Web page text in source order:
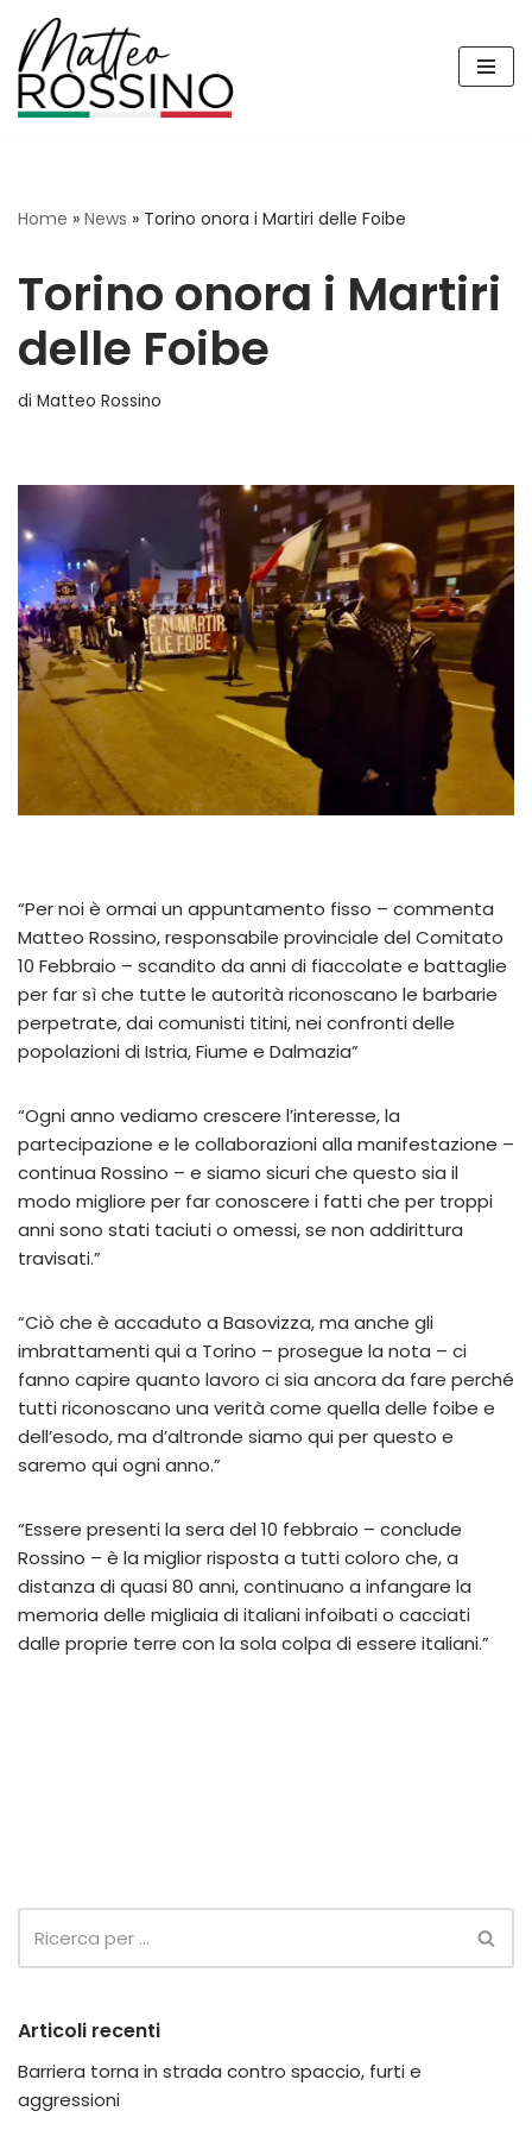
Vai
al
contenuto
Home » News » Torino onora i Martiri delle Foibe
Torino onora i Martiri
delle Foibe
di Matteo Rossino
“Per noi è ormai un appuntamento fisso – commenta
Matteo Rossino, responsabile provinciale del Comitato
10 Febbraio – scandito da anni di fiaccolate e battaglie
per far sì che tutte le autorità riconoscano le barbarie
perpetrate, dai comunisti titini, nei confronti delle
popolazioni di Istria, Fiume e Dalmazia”
“Ogni anno vediamo crescere l’interesse, la
partecipazione e le collaborazioni alla manifestazione –
continua Rossino – e siamo sicuri che questo sia il
modo migliore per far conoscere i fatti che per troppi
anni sono stati taciuti o omessi, se non addirittura
travisati.”
“Ciò che è accaduto a Basovizza, ma anche gli
imbrattamenti qui a Torino – prosegue la nota – ci
fanno capire quanto lavoro ci sia ancora da fare perché
tutti riconoscano una verità come quella delle foibe e
dell’esodo, ma d’altronde siamo qui per questo e
saremo qui ogni anno.”
“Essere presenti la sera del 10 febbraio – conclude
Rossino – è la miglior risposta a tutti coloro che, a
distanza di quasi 80 anni, continuano a infangare la
memoria delle migliaia di italiani infoibati o cacciati
dalle proprie terre con la sola colpa di essere italiani.”
Articoli recenti
Barriera torna in strada contro spaccio, furti e
aggressioni